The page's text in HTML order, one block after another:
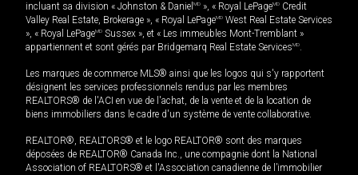
incluant sa division « Johnston & Daniel MD », « Royal LePageMD Credit
Valley Real Estate, Brokerage », « Royal LePageMD West Real Estate Services
», « Royal LePageMD Sussex », et « Les immeubles Mont-Tremblant »
appartiennent et sont gérés par Bridgemarq Real Estate ServicesMD.
Les marques de commerce MLS® ainsi que les logos qui s'y rapportent
désignent les services professionnels rendus par les membres
REALTORS® de l'ACI en vue de l'achat, de la vente et de la location de
biens immobiliers dans le cadre d'un système de vente collaborative.
REALTOR®, REALTORS® et le logo REALTOR® sont des marques
déposées de REALTOR® Canada Inc., une compagnie dont la National
Association of REALTORS® et l'Association canadienne de l’immobilier